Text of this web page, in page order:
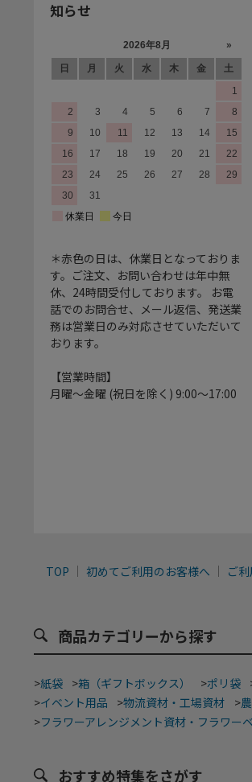
知らせ
＊赤色の日は、休業日となっておりま
す。ご注文、お問い合わせは年中無
休、24時間受付しております。 お電
話でのお問合せ、メール返信、発送業
務は営業日のみ対応させていただいて
おります。
【営業時間】
月曜～金曜 (祝日を除く) 9:00～17:00
TOP 初めてご利用のお客様へ ご
商品カテゴリーから探す
>紙袋 >箱（ギフトボックス） >ポリ袋
>イベント用品 >物流資材・工場資材 >
>フラワーアレンジメント資材・フラワー
おすすめ特集をさがす